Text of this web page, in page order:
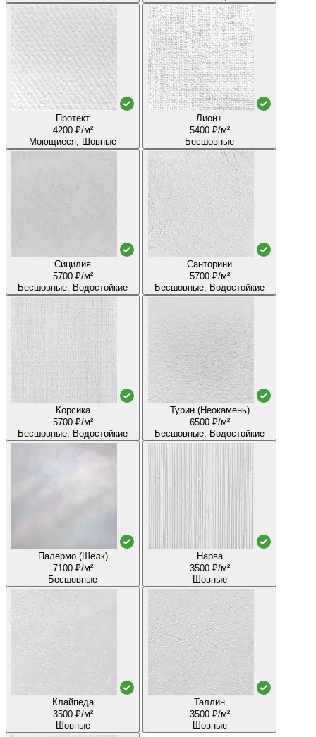
Протект
4200 ₽/м²
Моющиеся, Шовные
Лион+
5400 ₽/м²
Бесшовные
Сицилия
5700 ₽/м²
Бесшовные, Водостойкие
Санторини
5700 ₽/м²
Бесшовные, Водостойкие
Корсика
5700 ₽/м²
Бесшовные, Водостойкие
Турин (Неокамень)
6500 ₽/м²
Бесшовные, Водостойкие
Палермо (Шелк)
7100 ₽/м²
Бесшовные
Нарва
3500 ₽/м²
Шовные
Клайпеда
3500 ₽/м²
Шовные
Таллин
3500 ₽/м²
Шовные